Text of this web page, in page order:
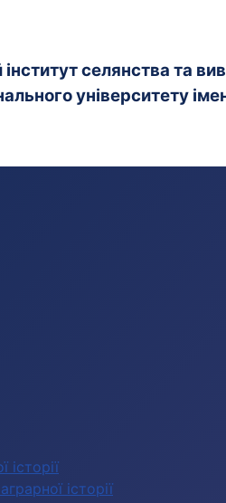
селянства та
університету
історії
історії